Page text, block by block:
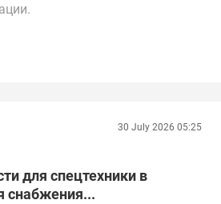
шт каждой позиции
рассмотрим по РФ,
Турции, ОАЭ и
район Ржевка
30 July 2026 05:25
для спецтехники в
снабжения...